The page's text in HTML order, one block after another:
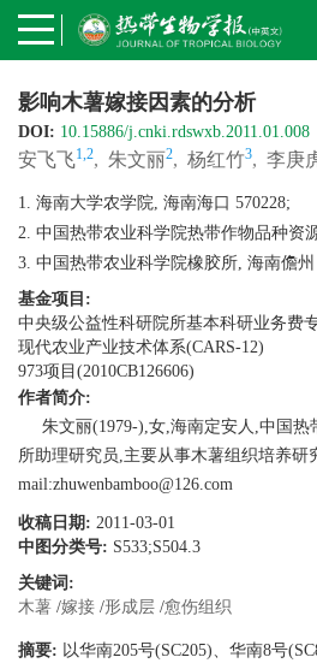
影响木薯嫁接因素的分析
DOI: 10.15886/j.cnki.rdswxb.2011.01.008
安飞飞1,2, 朱文丽2, 杨红竹3, 李庚
1. 海南大学农学院, 海南海口 570228;
2. 中国热带农业科学院热带作物品种资
3. 中国热带农业科学院橡胶所, 海南儋州
基金项目:
中央级公益性科研院所基本科研业务费
现代农业产业技术体系(CARS-12)
973项目(2010CB126606)
作者简介:
朱文丽(1979-),女,海南定安人,中国
所助理研究员,主要从事木薯组织培养研
mail:zhuwenbamboo@126.com
收稿日期: 2011-03-01
中图分类号: S533;S504.3
关键词:
木薯 /嫁接 /形成层 /愈伤组织
摘要: 以华南205号(SC205)、华南8号